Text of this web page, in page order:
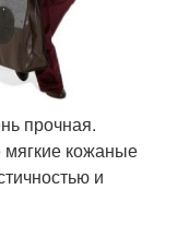
прочная.
кожаные
и